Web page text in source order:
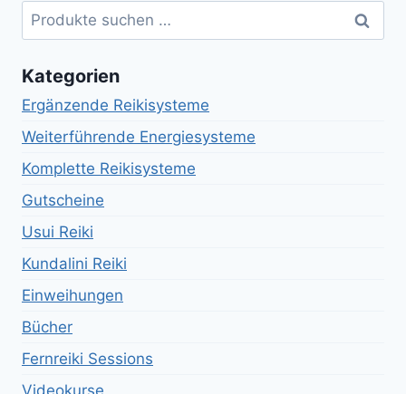
Suchen
nach:
Suchen
Kategorien
Ergänzende Reikisysteme
Weiterführende Energiesysteme
Komplette Reikisysteme
Gutscheine
Usui Reiki
Kundalini Reiki
Einweihungen
Bücher
Fernreiki Sessions